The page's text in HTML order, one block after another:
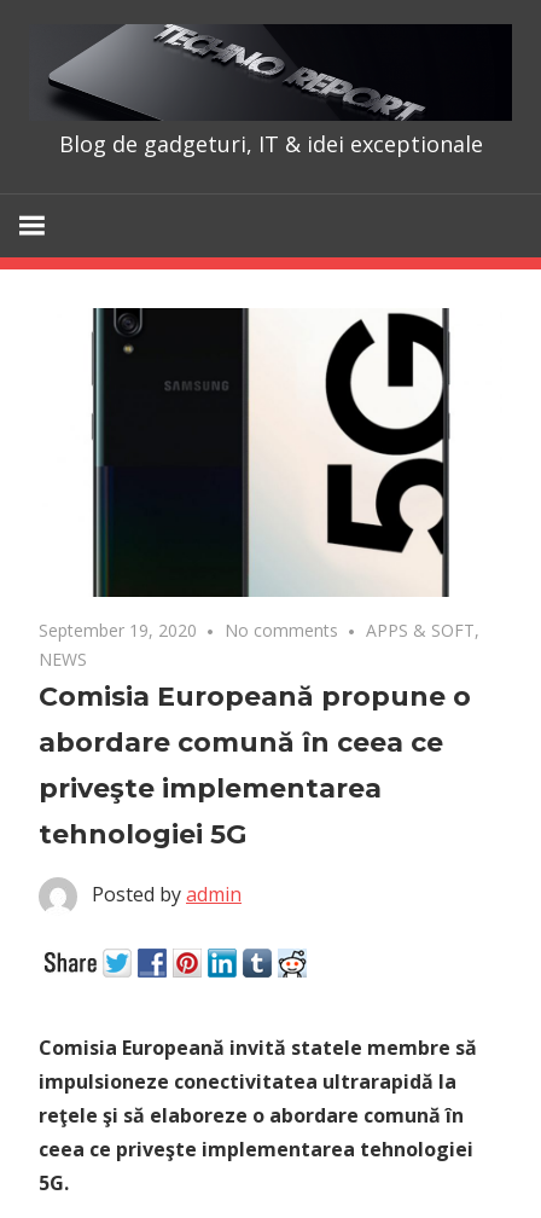
content
Blog de gadgeturi, IT & idei exceptionale
September 19, 2020 No comments APPS & SOFT,
NEWS
Comisia Europeană propune o
abordare comună în ceea ce
priveşte implementarea
tehnologiei 5G
Posted byadmin
Comisia Europeană invită statele membre să
impulsioneze conectivitatea ultrarapidă la
reţele şi să elaboreze o abordare comună în
ceea ce priveşte implementarea tehnologiei
5G.